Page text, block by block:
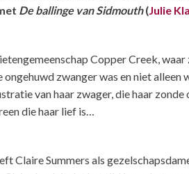
De ballinge van Sidmouth(Julie
Copper Creek,
zwanger was en niet
van haar zwager, die haar
die haar lief is…
Claire Summers als